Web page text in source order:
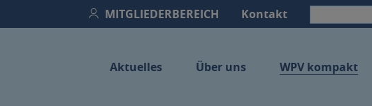
MITGLIEDERBEREICH Kontakt
Aktuelles Über uns WPV kompakt